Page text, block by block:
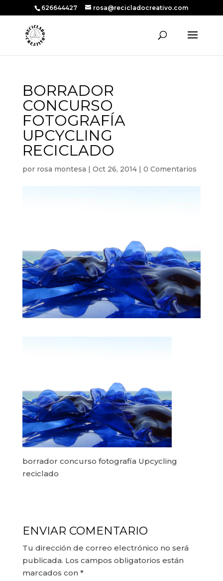
626644427 rosa@recicladocreativo.com
BORRADOR
CONCURSO
FOTOGRAFÍA
UPCYCLING
RECICLADO
por rosa montesa | Oct 26, 2014| 0 Comentarios
borrador concurso fotografía Upcycling
reciclado
ENVIAR COMENTARIO
Tu dirección de correo electrónico no será
publicada. Los campos obligatorios están
marcados con *